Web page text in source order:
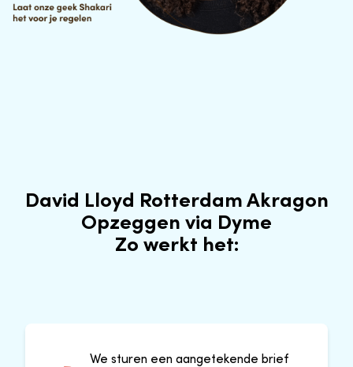
David Lloyd Rotterdam Akragon
Opzeggen via Dyme
Zo werkt het:
We sturen een aangetekende brief